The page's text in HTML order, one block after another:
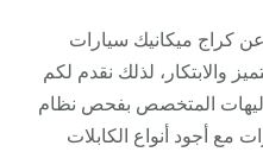
كراج ميكانيك سيارات
والابتكار، لذلك نقدم لكم
المتخصص بفحص نظام
مع أجود أنواع الكابلات